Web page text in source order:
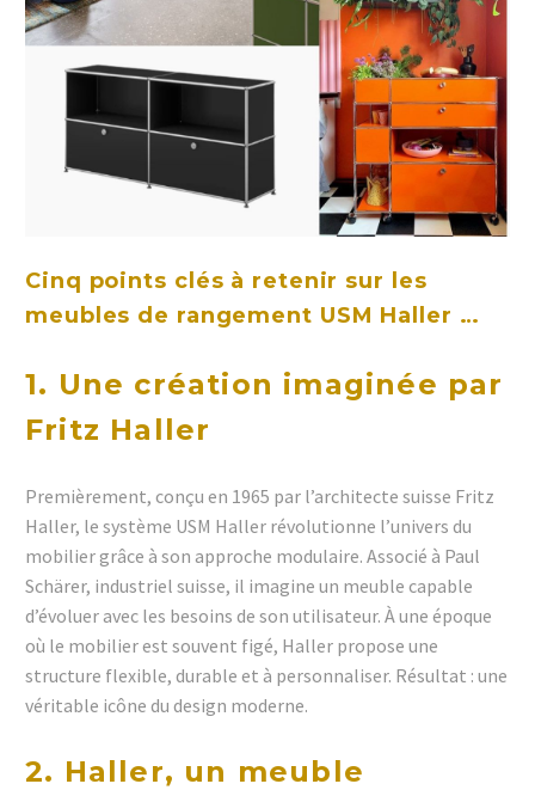
Cinq points clés à retenir sur les
meubles de rangement USM Haller …
1. Une création imaginée par
Fritz Haller
Premièrement, conçu en 1965 par l’architecte suisse Fritz
Haller, le système USM Haller révolutionne l’univers du
mobilier grâce à son approche modulaire. Associé à Paul
Schärer, industriel suisse, il imagine un meuble capable
d’évoluer avec les besoins de son utilisateur. À une époque
où le mobilier est souvent figé, Haller propose une
structure flexible, durable et à personnaliser. Résultat : une
véritable icône du design moderne.
2. Haller, un meuble